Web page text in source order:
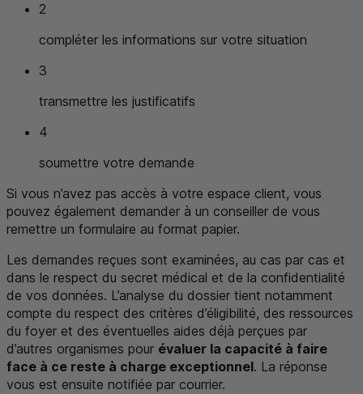
2
compléter les informations sur votre situation
3
transmettre les justificatifs
4
soumettre votre demande
Si vous n’avez pas accès à votre espace client, vous
pouvez également demander à un conseiller de vous
remettre un formulaire au format papier.
Les demandes reçues sont examinées, au cas par cas et
dans le respect du secret médical et de la confidentialité
de vos données. L’analyse du dossier tient notamment
compte du respect des critères d’éligibilité, des ressources
du foyer et des éventuelles aides déjà perçues par
d’autres organismes pour évaluer la capacité à faire
face à ce reste à charge exceptionnel. La réponse
vous est ensuite notifiée par courrier.